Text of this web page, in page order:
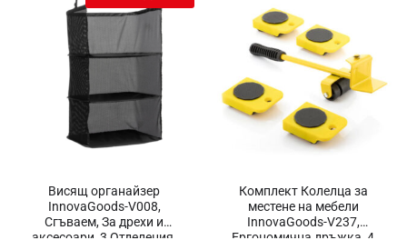
Висящ органайзер
InnovaGoods-V008,
Сгъваем, За дрехи и
аксесоари, 3 Отделения,
Комплект Колелца за
местене на мебели
InnovaGoods-V237,
Ергономична дръжка, 4